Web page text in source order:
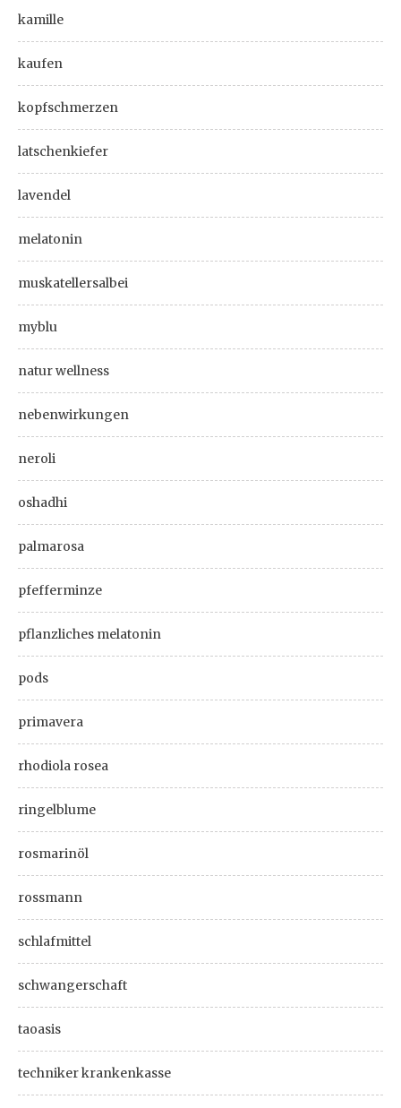
kamille
kaufen
kopfschmerzen
latschenkiefer
lavendel
melatonin
muskatellersalbei
myblu
natur wellness
nebenwirkungen
neroli
oshadhi
palmarosa
pfefferminze
pflanzliches melatonin
pods
primavera
rhodiola rosea
ringelblume
rosmarinöl
rossmann
schlafmittel
schwangerschaft
taoasis
techniker krankenkasse